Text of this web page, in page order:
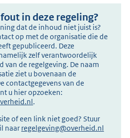
in deze regeling?
dat de inhoud niet juist is?
op met de organisatie die de
gepubliceerd. Deze
zelf verantwoordelijk
van de regelgeving. De naam
ziet u bovenaan de
contactgegevens van de
u hier opzoeken:
.
of een link niet goed? Stuur
naar regelgeving@overheid.nl